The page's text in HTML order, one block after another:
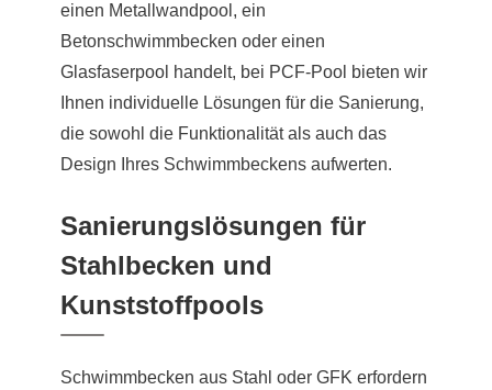
einen Metallwandpool, ein
Betonschwimmbecken oder einen
Glasfaserpool handelt, bei PCF-Pool bieten wir
Ihnen individuelle Lösungen für die Sanierung,
die sowohl die Funktionalität als auch das
Design Ihres Schwimmbeckens aufwerten.
Sanierungslösungen für
Stahlbecken und
Kunststoffpools
Schwimmbecken aus Stahl oder GFK erfordern